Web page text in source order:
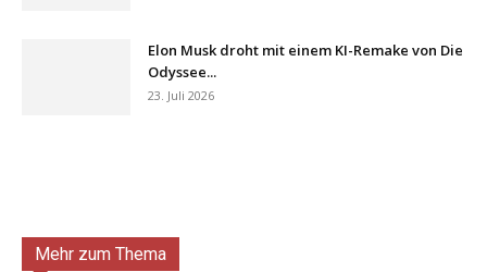
Elon Musk droht mit einem KI-Remake von Die
Odyssee...
23. Juli 2026
Mehr zum Thema